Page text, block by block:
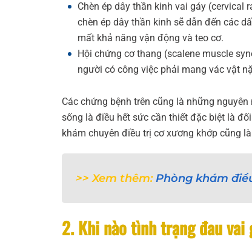
Chèn ép dây thần kinh vai gáy (cervical
chèn ép dây thần kinh sẽ dẫn đến các
mất khả năng vận động và teo cơ.
Hội chứng cơ thang (scalene muscle
người có công việc phải mang vác vật
Các chứng bệnh trên cũng là những
sống là điều hết sức cần thiết đặc biệt là
khám chuyên điều trị cơ xương khớp cũng
>> Xem thêm:Phòng khám
2. Khi nào tình trạng đau